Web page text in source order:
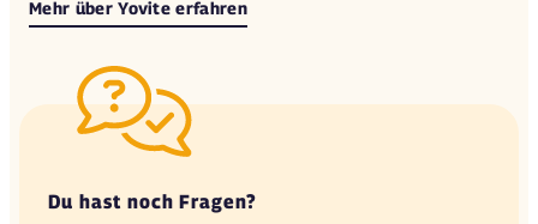
Mehr über Yovite erfahren
Du hast noch Fragen?